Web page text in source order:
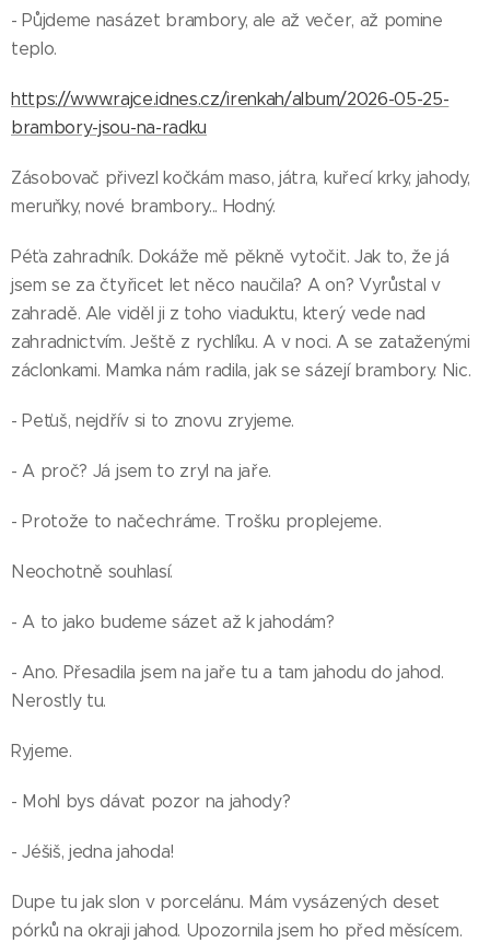
- Půjdeme nasázet brambory, ale až večer, až pomine
teplo.
https://www.rajce.idnes.cz/irenkah/album/2026-05-25-
brambory-jsou-na-radku
Zásobovač přivezl kočkám maso, játra, kuřecí krky, jahody,
meruňky, nové brambory... Hodný.
Péťa zahradník. Dokáže mě pěkně vytočit. Jak to, že já
jsem se za čtyřicet let něco naučila? A on? Vyrůstal v
zahradě. Ale viděl ji z toho viaduktu, který vede nad
zahradnictvím. Ještě z rychlíku. A v noci. A se zataženými
záclonkami. Mamka nám radila, jak se sázejí brambory. Nic.
- Peťuš, nejdřív si to znovu zryjeme.
- A proč? Já jsem to zryl na jaře.
- Protože to načechráme. Trošku proplejeme.
Neochotně souhlasí.
- A to jako budeme sázet až k jahodám?
- Ano. Přesadila jsem na jaře tu a tam jahodu do jahod.
Nerostly tu.
Ryjeme.
- Mohl bys dávat pozor na jahody?
- Jéšiš, jedna jahoda!
Dupe tu jak slon v porcelánu. Mám vysázených deset
pórků na okraji jahod. Upozornila jsem ho před měsícem.